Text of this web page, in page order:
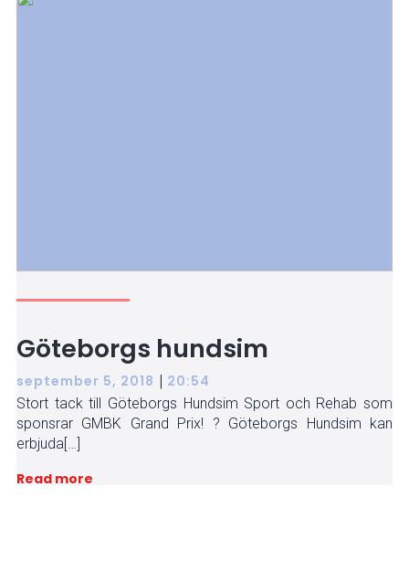
Göteborgs hundsim
september 5, 2018 | 20:54
Stort tack till Göteborgs Hundsim Sport och Rehab som
sponsrar GMBK Grand Prix! ? Göteborgs Hundsim kan
erbjuda[…]
Read more